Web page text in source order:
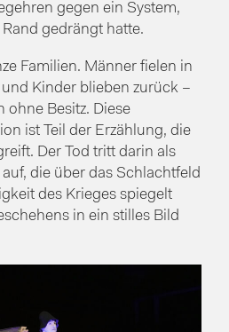
gegen ein System,
gedrängt hatte.
Familien. Männer fielen in
Kinder blieben zurück –
ohne Besitz. Diese
ist Teil der Erzählung, die
Der Tod tritt darin als
die über das Schlachtfeld
des Krieges spiegelt
in ein stilles Bild